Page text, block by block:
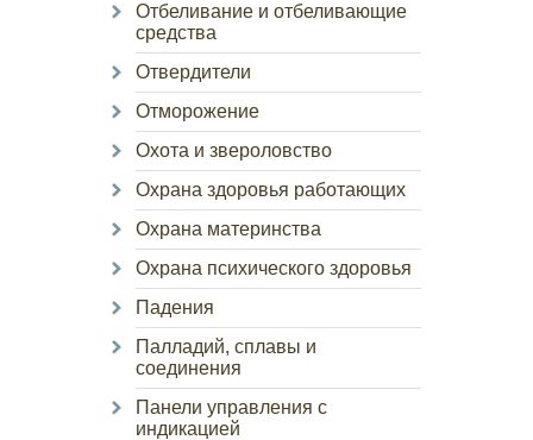
Отбеливание и отбеливающие
средства
Отвердители
Отморожение
Охота и звероловство
Охрана здоровья работающих
Охрана материнства
Охрана психического здоровья
Падения
Палладий, сплавы и
соединения
Панели управления с
индикацией